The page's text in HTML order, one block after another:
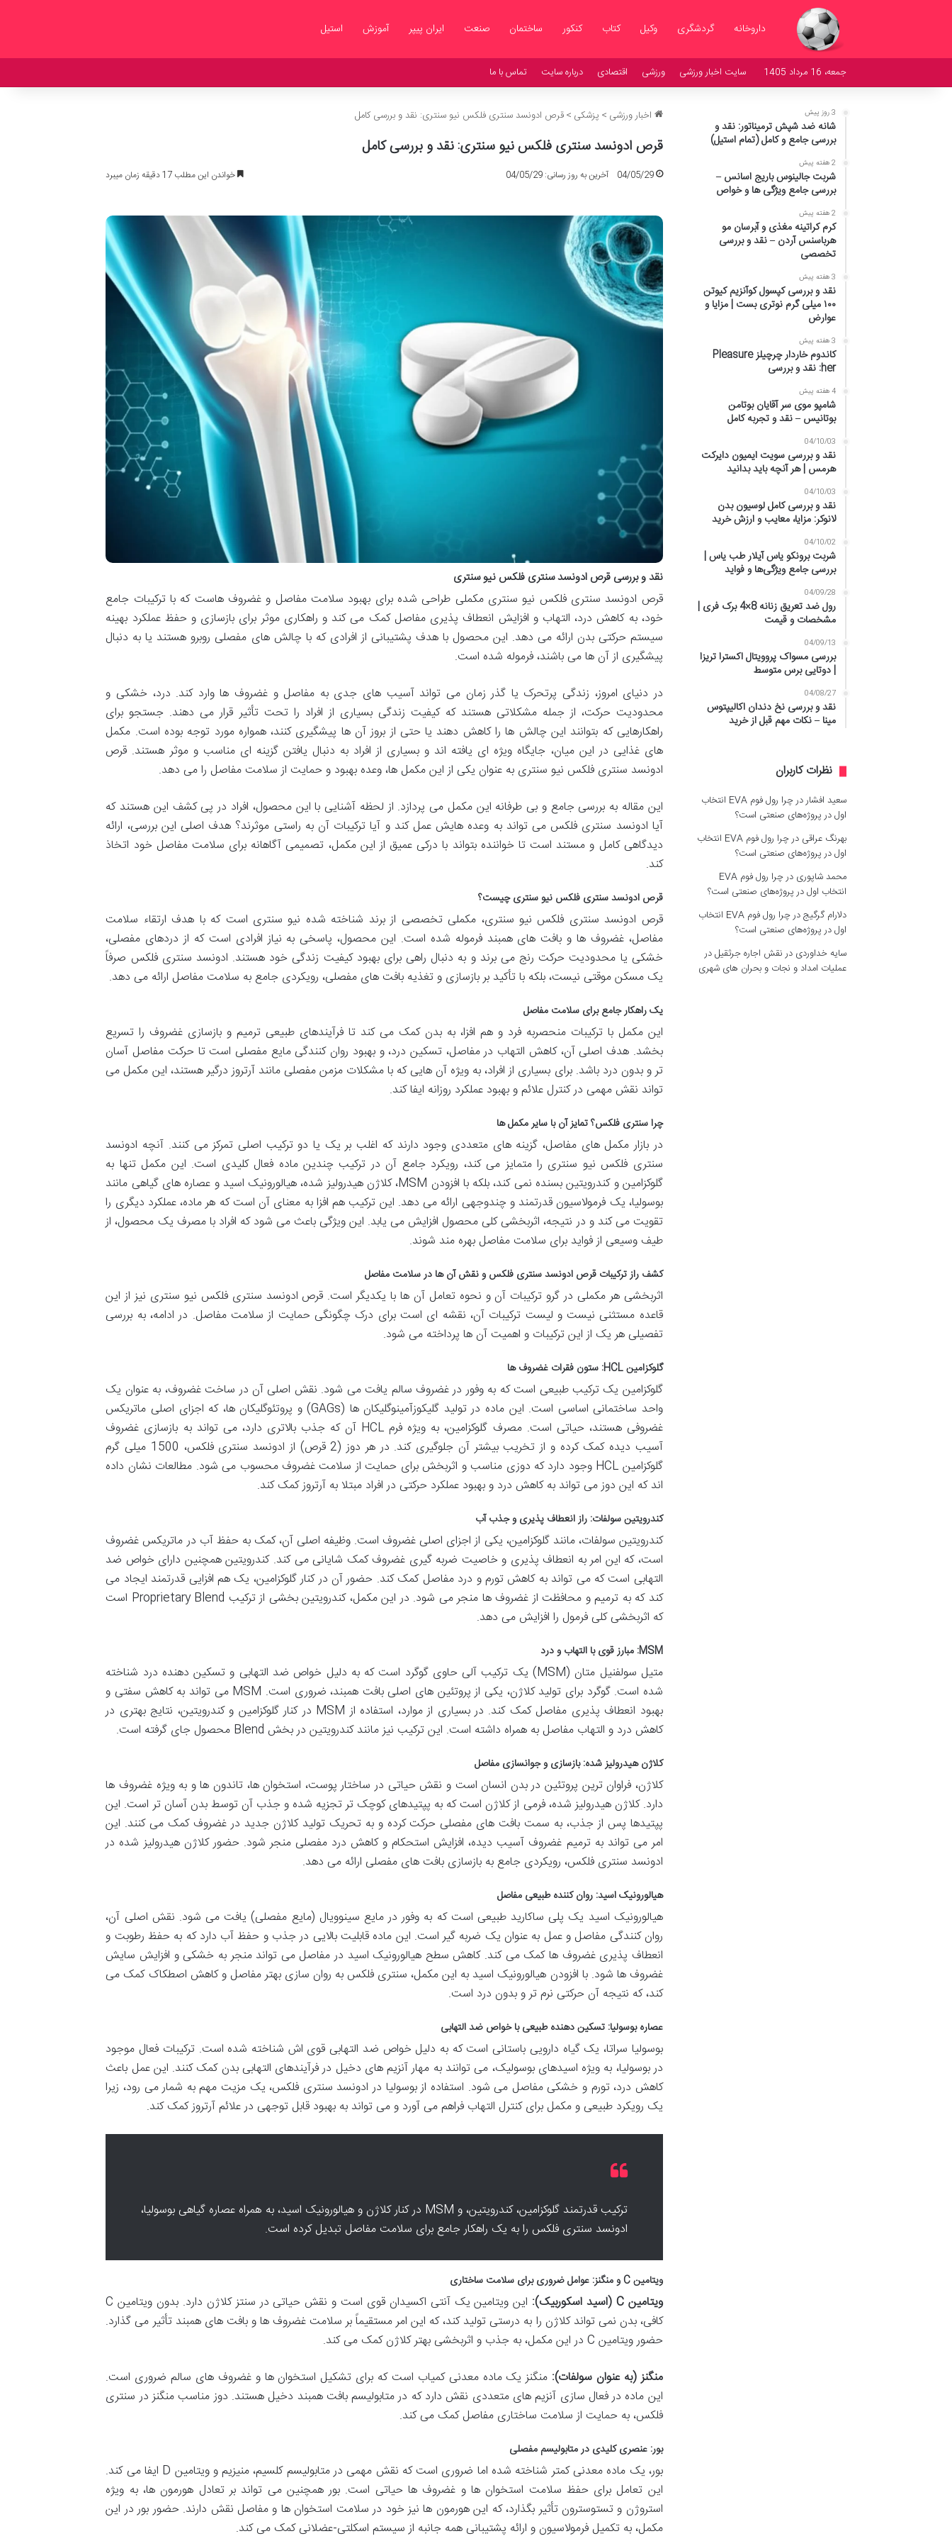
داروخانه گردشگری وکیل کتاب کنکور ساختمان صنعت ایران پیپر آموزش استیل
جمعه، 16 مرداد 1405 سایت اخبار ورزشی ورزشی اقتصادی درباره سایت تماس با ما
اخبار ورزشی > پزشکی >قرص ادونسد سنتری فلکس نیو سنتری: نقد و بررسی کامل
قرص ادونسد سنتری فلکس نیو سنتری: نقد و بررسی کامل
04/05/29 آخرین به روز رسانی: 04/05/29 خواندن این مطلب 17 دقیقه زمان میبرد
نقد و بررسی قرص ادونسد سنتری فلکس نیو سنتری
قرص ادونسد سنتری فلکس نیو سنتری مکملی طراحی شده برای بهبود سلامت مفاصل و غضروف هاست که با ترکیبات جامع
خود، به کاهش درد، التهاب و افزایش انعطاف پذیری مفاصل کمک می کند و راهکاری موثر برای بازسازی و حفظ عملکرد بهینه
سیستم حرکتی بدن ارائه می دهد. این محصول با هدف پشتیبانی از افرادی که با چالش های مفصلی روبرو هستند یا به دنبال
پیشگیری از آن ها می باشند، فرموله شده است.
در دنیای امروز، زندگی پرتحرک یا گذر زمان می تواند آسیب های جدی به مفاصل و غضروف ها وارد کند. درد، خشکی و
محدودیت حرکت، از جمله مشکلاتی هستند که کیفیت زندگی بسیاری از افراد را تحت تأثیر قرار می دهند. جستجو برای
راهکارهایی که بتوانند این چالش ها را کاهش دهند یا حتی از بروز آن ها پیشگیری کنند، همواره مورد توجه بوده است. مکمل
های غذایی در این میان، جایگاه ویژه ای یافته اند و بسیاری از افراد به دنبال یافتن گزینه ای مناسب و موثر هستند. قرص
ادونسد سنتری فلکس نیو سنتری به عنوان یکی از این مکمل ها، وعده بهبود و حمایت از سلامت مفاصل را می دهد.
این مقاله به بررسی جامع و بی طرفانه این مکمل می پردازد. از لحظه آشنایی با این محصول، افراد در پی کشف این هستند که
آیا ادونسد سنتری فلکس می تواند به وعده هایش عمل کند و آیا ترکیبات آن به راستی موثرند؟ هدف اصلی این بررسی، ارائه
دیدگاهی کامل و مستند است تا خواننده بتواند با درکی عمیق از این مکمل، تصمیمی آگاهانه برای سلامت مفاصل خود اتخاذ
کند.
قرص ادونسد سنتری فلکس نیو سنتری چیست؟
قرص ادونسد سنتری فلکس نیو سنتری، مکملی تخصصی از برند شناخته شده نیو سنتری است که با هدف ارتقاء سلامت
مفاصل، غضروف ها و بافت های همبند فرموله شده است. این محصول، پاسخی به نیاز افرادی است که از دردهای مفصلی،
خشکی یا محدودیت حرکت رنج می برند و به دنبال راهی برای بهبود کیفیت زندگی خود هستند. ادونسد سنتری فلکس صرفاً
یک مسکن موقتی نیست، بلکه با تأکید بر بازسازی و تغذیه بافت های مفصلی، رویکردی جامع به سلامت مفاصل ارائه می دهد.
یک راهکار جامع برای سلامت مفاصل
این مکمل با ترکیبات منحصربه فرد و هم افزا، به بدن کمک می کند تا فرآیندهای طبیعی ترمیم و بازسازی غضروف را تسریع
بخشد. هدف اصلی آن، کاهش التهاب در مفاصل، تسکین درد، و بهبود روان کنندگی مایع مفصلی است تا حرکت مفاصل آسان
تر و بدون درد باشد. برای بسیاری از افراد، به ویژه آن هایی که با مشکلات مزمن مفصلی مانند آرتروز درگیر هستند، این مکمل می
تواند نقش مهمی در کنترل علائم و بهبود عملکرد روزانه ایفا کند.
چرا سنتری فلکس؟ تمایز آن با سایر مکمل ها
در بازار مکمل های مفاصل، گزینه های متعددی وجود دارند که اغلب بر یک یا دو ترکیب اصلی تمرکز می کنند. آنچه ادونسد
سنتری فلکس نیو سنتری را متمایز می کند، رویکرد جامع آن در ترکیب چندین ماده فعال کلیدی است. این مکمل تنها به
گلوکزامین و کندرویتین بسنده نمی کند، بلکه با افزودن MSM، کلاژن هیدرولیز شده، هیالورونیک اسید و عصاره های گیاهی مانند
بوسولیا، یک فرمولاسیون قدرتمند و چندوجهی ارائه می دهد. این ترکیب هم افزا به معنای آن است که هر ماده، عملکرد دیگری را
تقویت می کند و در نتیجه، اثربخشی کلی محصول افزایش می یابد. این ویژگی باعث می شود که افراد با مصرف یک محصول، از
طیف وسیعی از فواید برای سلامت مفاصل بهره مند شوند.
کشف راز ترکیبات قرص ادونسد سنتری فلکس و نقش آن ها در سلامت مفاصل
اثربخشی هر مکملی در گرو ترکیبات آن و نحوه تعامل آن ها با یکدیگر است. قرص ادونسد سنتری فلکس نیو سنتری نیز از این
قاعده مستثنی نیست و لیست ترکیبات آن، نقشه ای است برای درک چگونگی حمایت از سلامت مفاصل. در ادامه، به بررسی
تفصیلی هر یک از این ترکیبات و اهمیت آن ها پرداخته می شود.
گلوکزامین HCL: ستون فقرات غضروف ها
گلوکزامین یک ترکیب طبیعی است که به وفور در غضروف سالم یافت می شود. نقش اصلی آن در ساخت غضروف، به عنوان یک
واحد ساختمانی اساسی است. این ماده در تولید گلیکوزآمینوگلیکان ها (GAGs) و پروتئوگلیکان ها، که اجزای اصلی ماتریکس
غضروفی هستند، حیاتی است. مصرف گلوکزامین، به ویژه فرم HCL آن که جذب بالاتری دارد، می تواند به بازسازی غضروف
آسیب دیده کمک کرده و از تخریب بیشتر آن جلوگیری کند. در هر دوز (2 قرص) از ادونسد سنتری فلکس، 1500 میلی گرم
گلوکزامین HCL وجود دارد که دوزی مناسب و اثربخش برای حمایت از سلامت غضروف محسوب می شود. مطالعات نشان داده
اند که این دوز می تواند به کاهش درد و بهبود عملکرد حرکتی در افراد مبتلا به آرتروز کمک کند.
کندرویتین سولفات: راز انعطاف پذیری و جذب آب
کندرویتین سولفات، مانند گلوکزامین، یکی از اجزای اصلی غضروف است. وظیفه اصلی آن، کمک به حفظ آب در ماتریکس غضروف
است، که این امر به انعطاف پذیری و خاصیت ضربه گیری غضروف کمک شایانی می کند. کندرویتین همچنین دارای خواص ضد
التهابی است که می تواند به کاهش تورم و درد مفاصل کمک کند. حضور آن در کنار گلوکزامین، یک هم افزایی قدرتمند ایجاد می
کند که به ترمیم و محافظت از غضروف ها منجر می شود. در این مکمل، کندرویتین بخشی از ترکیب Proprietary Blend است
که اثربخشی کلی فرمول را افزایش می دهد.
MSM: مبارز قوی با التهاب و درد
متیل سولفنیل متان (MSM) یک ترکیب آلی حاوی گوگرد است که به دلیل خواص ضد التهابی و تسکین دهنده درد شناخته
شده است. گوگرد برای تولید کلاژن، یکی از پروتئین های اصلی بافت همبند، ضروری است. MSM می تواند به کاهش سفتی و
بهبود انعطاف پذیری مفاصل کمک کند. در بسیاری از موارد، استفاده از MSM در کنار گلوکزامین و کندرویتین، نتایج بهتری در
کاهش درد و التهاب مفاصل به همراه داشته است. این ترکیب نیز مانند کندرویتین در بخش Blend محصول جای گرفته است.
کلاژن هیدرولیز شده: بازسازی و جوانسازی مفاصل
کلاژن، فراوان ترین پروتئین در بدن انسان است و نقش حیاتی در ساختار پوست، استخوان ها، تاندون ها و به ویژه غضروف ها
دارد. کلاژن هیدرولیز شده، فرمی از کلاژن است که به پپتیدهای کوچک تر تجزیه شده و جذب آن توسط بدن آسان تر است. این
پپتیدها پس از جذب، به سمت بافت های مفصلی حرکت کرده و به تحریک تولید کلاژن جدید در غضروف کمک می کنند. این
امر می تواند به ترمیم غضروف آسیب دیده، افزایش استحکام و کاهش درد مفصلی منجر شود. حضور کلاژن هیدرولیز شده در
ادونسد سنتری فلکس، رویکردی جامع به بازسازی بافت های مفصلی ارائه می دهد.
هیالورونیک اسید: روان کننده طبیعی مفاصل
هیالورونیک اسید یک پلی ساکارید طبیعی است که به وفور در مایع سینوویال (مایع مفصلی) یافت می شود. نقش اصلی آن،
روان کنندگی مفاصل و عمل به عنوان یک ضربه گیر است. این ماده قابلیت بالایی در جذب و حفظ آب دارد که به حفظ رطوبت و
انعطاف پذیری غضروف ها کمک می کند. کاهش سطح هیالورونیک اسید در مفاصل می تواند منجر به خشکی و افزایش سایش
غضروف ها شود. با افزودن هیالورونیک اسید به این مکمل، سنتری فلکس به روان سازی بهتر مفاصل و کاهش اصطکاک کمک می
کند، که نتیجه آن حرکتی نرم تر و بدون درد است.
عصاره بوسولیا: تسکین دهنده طبیعی با خواص ضد التهابی
بوسولیا سراتا، یک گیاه دارویی باستانی است که به دلیل خواص ضد التهابی قوی اش شناخته شده است. ترکیبات فعال موجود
در بوسولیا، به ویژه اسیدهای بوسولیک، می توانند به مهار آنزیم های دخیل در فرآیندهای التهابی بدن کمک کنند. این عمل باعث
کاهش درد، تورم و خشکی مفاصل می شود. استفاده از بوسولیا در ادونسد سنتری فلکس، یک مزیت مهم به شمار می رود، زیرا
یک رویکرد طبیعی و مکمل برای کنترل التهاب فراهم می آورد و می تواند به بهبود قابل توجهی در علائم آرتروز کمک کند.
ترکیب قدرتمند گلوکزامین، کندرویتین، و MSM در کنار کلاژن و هیالورونیک اسید، به همراه عصاره گیاهی بوسولیا،
ادونسد سنتری فلکس را به یک راهکار جامع برای سلامت مفاصل تبدیل کرده است.
ویتامین C و منگنز: عوامل ضروری برای سلامت ساختاری
ویتامین C (اسید اسکوربیک):
این ویتامین یک آنتی اکسیدان قوی است و نقش حیاتی در سنتز کلاژن دارد. بدون ویتامین C
کافی، بدن نمی تواند کلاژن را به درستی تولید کند، که این امر مستقیماً بر سلامت غضروف ها و بافت های همبند تأثیر می گذارد.
حضور ویتامین C در این مکمل، به جذب و اثربخشی بهتر کلاژن کمک می کند.
منگنز (به عنوان سولفات): منگنز یک ماده معدنی کمیاب است که برای تشکیل استخوان ها و غضروف های سالم ضروری است.
این ماده در فعال سازی آنزیم های متعددی نقش دارد که در متابولیسم بافت همبند دخیل هستند. دوز مناسب منگنز در سنتری
فلکس، به حمایت از سلامت ساختاری مفاصل کمک می کند.
بور: عنصری کلیدی در متابولیسم مفصلی
بور، یک ماده معدنی کمتر شناخته شده اما ضروری است که نقش مهمی در متابولیسم کلسیم، منیزیم و ویتامین D ایفا می کند.
این تعامل برای حفظ سلامت استخوان ها و غضروف ها حیاتی است. بور همچنین می تواند بر تعادل هورمون ها، به ویژه
استروژن و تستوسترون تأثیر بگذارد، که این هورمون ها نیز خود در سلامت استخوان ها و مفاصل نقش دارند. حضور بور در این
مکمل، به تکمیل فرمولاسیون و ارائه پشتیبانی همه جانبه از سیستم اسکلتی-عضلانی کمک می کند.
3 روز پیش
شانه ضد شپش ترمیناتور: نقد و
بررسی جامع و کامل (تمام استیل)
2 هفته پیش
شربت جالینوس باریج اسانس –
بررسی جامع ویژگی ها و خواص
2 هفته پیش
کرم کراتینه مغذی و آبرسان مو
هرباسنس آردن – نقد و بررسی
تخصصی
3 هفته پیش
نقد و بررسی کپسول کوآنزیم کیوتن
۱۰۰ میلی گرم نوتری بست | مزایا و
عوارض
3 هفته پیش
کاندوم خاردار چرچیلز Pleasure
her: نقد و بررسی
4 هفته پیش
شامپو موی سر آقایان بوتامن
بوتانیس – نقد و تجربه کامل
04/10/03
نقد و بررسی سویت ایمیون دایرکت
هرمس | هر آنچه باید بدانید
04/10/03
نقد و بررسی کامل لوسیون بدن
لانوکر: مزایا، معایب و ارزش خرید
04/10/02
شربت برونکو یاس آیلار طب یاس |
بررسی جامع ویژگی‌ها و فواید
04/09/28
رول ضد تعریق زنانه 8×4 برک فری |
مشخصات و قیمت
04/09/13
بررسی مسواک پروویتال اکسترا تریزا
| دوتایی برس متوسط
04/08/27
نقد و بررسی نخ دندان اکالیپتوس
مینا – نکات مهم قبل از خرید
نظرات کاربران
سعید افشاردر
چرا رول فوم EVA انتخاب
اول در پروژه‌های صنعتی است؟
بهرنگ عراقی در
چرا رول فوم EVA انتخاب
اول در پروژه‌های صنعتی است؟
محمد شاپوری در
چرا رول فوم EVA
انتخاب اول در پروژه‌های صنعتی است؟
دلارام گرگیجدر
چرا رول فوم EVA انتخاب
اول در پروژه‌های صنعتی است؟
سایه خداوردی درنقش اجاره جرثقیل در
عملیات امداد و نجات و بحران های شهری